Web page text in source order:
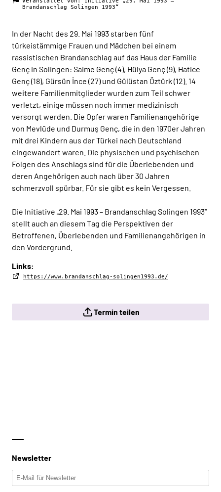
Brandanschlag Solingen 1993“
In der Nacht des 29. Mai 1993 starben fünf
türkeistämmige Frauen und Mädchen bei einem
rassistischen Brandanschlag auf das Haus der Familie
Genç in Solingen: Saime Genç (4), Hülya Genç (9), Hatice
Genç (18), Gürsün İnce (27) und Gülüstan Öztürk (12). 14
weitere Familienmitglieder wurden zum Teil schwer
verletzt, einige müssen noch immer medizinisch
versorgt werden. Die Opfer waren Familienangehörige
von Mevlüde und Durmuş Genç, die in den 1970er Jahren
mit drei Kindern aus der Türkei nach Deutschland
eingewandert waren. Die physischen und psychischen
Folgen des Anschlags sind für die Überlebenden und
deren Angehörigen auch nach über 30 Jahren
schmerzvoll spürbar. Für sie gibt es kein Vergessen.
Die Initiative „29. Mai 1993 – Brandanschlag Solingen 1993“
stellt auch an diesem Tag die Perspektiven der
Betroffenen, Überlebenden und Familienangehörigen in
den Vordergrund.
Links:
https://www.brandanschlag-solingen1993.de/
Termin teilen
Newsletter